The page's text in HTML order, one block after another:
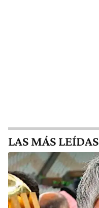
LAS MÁS LEÍDAS